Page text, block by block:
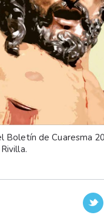
Boletín de Cuaresma